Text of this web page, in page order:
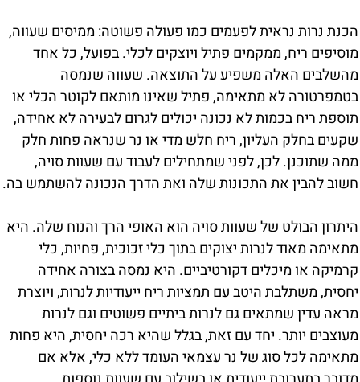
הכנת נרות נראית לפעמים כמו פעולה פשוטה: ממיסים שעווה,
מוסיפים ריח, ממקמים פתיל ויוצקים לכלי. בפועל, כל אחד
מהשלבים האלה משפיע על התוצאה. שעווה שנמסה
בטמפרטורה לא מתאימה, פתיל שאינו מותאם לקוטר הכלי או
תוספת ריח בכמות לא נכונה יכולים לגרום לבעירה לא אחידה,
שקעים בחלק העליון, ריח חלש מדי או נר שנראה פחות חלק
ממה שתוכנן. לכן, לפני שמתחילים לעבוד עם שעוות סויה,
חשוב להבין את התכונות שלה ואת הדרך הנכונה להשתמש בה.
היתרון הבולט של שעוות סויה הוא האופי הרך והנוח שלה. היא
מתאימה מאוד לנרות יצוקים בתוך כלי זכוכית, פחיות, כלי
קרמיקה או מיכלים דקורטיביים. היא נמסה בצורה אחידה
יחסית, משתלבת היטב עם תמציות ריח ייעודיות לנרות, ויוצרת
מראה עדין שמתאים גם לנרות ביתיים פשוטים וגם לנרות
מעוצבים יותר. יחד עם זאת, בגלל שהיא רכה יחסית, היא פחות
מתאימה לכל סוג של נר עצמאי העומד ללא כלי, אלא אם